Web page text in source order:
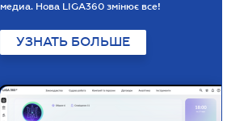
медиа. Нова LIGA360 змінює все!
УЗНАТЬ БОЛЬШЕ